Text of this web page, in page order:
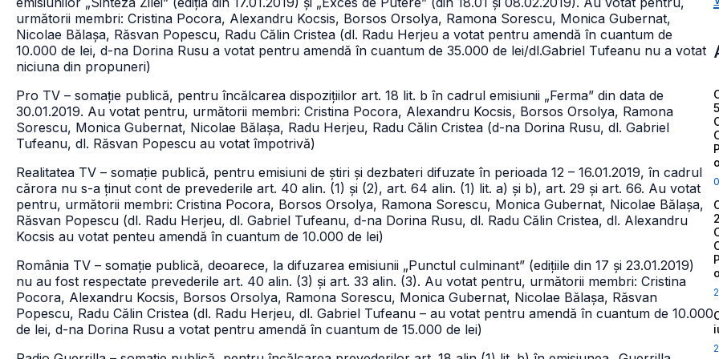
următorii membri: Cristina Pocora, Alexandru Kocsis, Borsos Orsolya, Ramona Sorescu, Monica Gubernat,
Nicolae Bălașa, Răsvan Popescu, Radu Călin Cristea (dl. Radu Herjeu a votat pentru amendă în cuantum de
10.000 de lei, d-na Dorina Rusu a votat pentru amendă în cuantum de 35.000 de lei/dl.Gabriel Tufeanu nu a votat
niciuna din propuneri)
Pro TV – somație publică, pentru încălcarea dispozițiilor art. 18 lit. b în cadrul emisiunii „Ferma” din data de
30.01.2019. Au votat pentru, următorii membri: Cristina Pocora, Alexandru Kocsis, Borsos Orsolya, Ramona
Sorescu, Monica Gubernat, Nicolae Bălașa, Radu Herjeu, Radu Călin Cristea (d-na Dorina Rusu, dl. Gabriel
Tufeanu, dl. Răsvan Popescu au votat împotrivă)
Realitatea TV – somație publică, pentru emisiuni de știri și dezbateri difuzate în perioada 12 – 16.01.2019, în cadrul
cărora nu s-a ținut cont de prevederile art. 40 alin. (1) și (2), art. 64 alin. (1) lit. a) și b), art. 29 și art. 66. Au votat
pentru, următorii membri: Cristina Pocora, Borsos Orsolya, Ramona Sorescu, Monica Gubernat, Nicolae Bălașa,
Răsvan Popescu (dl. Radu Herjeu, dl. Gabriel Tufeanu, d-na Dorina Rusu, dl. Radu Călin Cristea, dl. Alexandru
Kocsis au votat penteu amendă în cuantum de 10.000 de lei)
România TV – somație publică, deoarece, la difuzarea emisiunii „Punctul culminant” (edițiile din 17 și 23.01.2019)
nu au fost respectate prevederile art. 40 alin. (3) și art. 33 alin. (3). Au votat pentru, următorii membri: Cristina
Pocora, Alexandru Kocsis, Borsos Orsolya, Ramona Sorescu, Monica Gubernat, Nicolae Bălașa, Răsvan
Popescu, Radu Călin Cristea (dl. Radu Herjeu, dl. Gabriel Tufeanu – au votat pentru amendă în cuantum de 10.000
de lei, d-na Dorina Rusu a votat pentru amendă în cuantum de 15.000 de lei)